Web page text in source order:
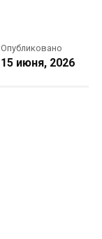
Опубликовано
15 июня, 2026